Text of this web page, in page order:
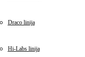
Draco linija
Hi-Labs linija